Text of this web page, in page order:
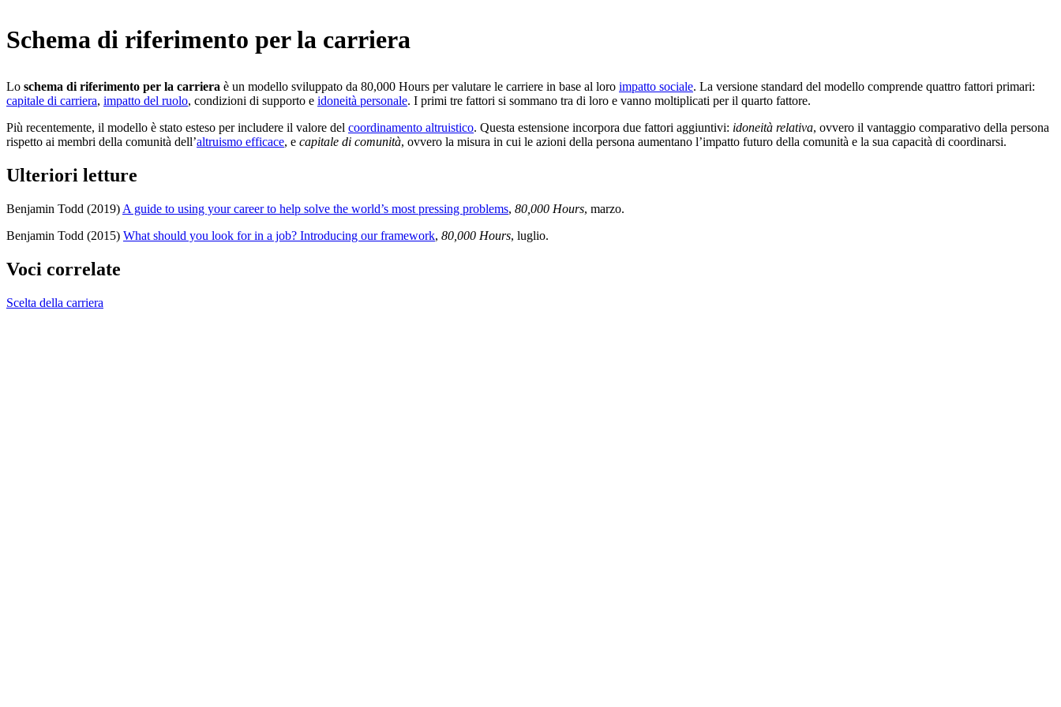
Schema di riferimento per la carriera
Lo schema di riferimento per la carriera è un modello sviluppato da 80,000 Hours per valutare le carriere in base al loro impatto sociale. La versione standard del modello comprende quattro fattori primari:
capitale di carriera, impatto del ruolo, condizioni di supporto e idoneità personale. I primi tre fattori si sommano tra di loro e vanno moltiplicati per il quarto fattore.
Più recentemente, il modello è stato esteso per includere il valore del coordinamento altruistico. Questa estensione incorpora due fattori aggiuntivi: idoneità relativa, ovvero il vantaggio comparativo della persona
rispetto ai membri della comunità dell’altruismo efficace, e capitale di comunità, ovvero la misura in cui le azioni della persona aumentano l’impatto futuro della comunità e la sua capacità di coordinarsi.
Ulteriori letture
Benjamin Todd (2019) A guide to using your career to help solve the world’s most pressing problems, 80,000 Hours, marzo.
Benjamin Todd (2015) What should you look for in a job? Introducing our framework, 80,000 Hours, luglio.
Voci correlate
Scelta della carriera